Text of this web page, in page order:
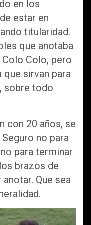
en los
estar en
titularidad.
que anotaba
Colo, pero
que sirvan para
sobre todo
con 20 años, se
no para
para terminar
brazos de
Que sea